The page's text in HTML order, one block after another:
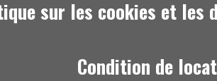
sur les cookies et les
Condition de